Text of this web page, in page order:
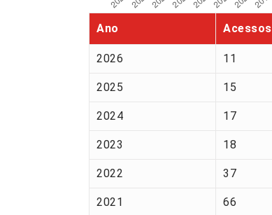
Ano Acessos
2026 11
2025 15
2024 17
2023 18
2022 37
2021 66